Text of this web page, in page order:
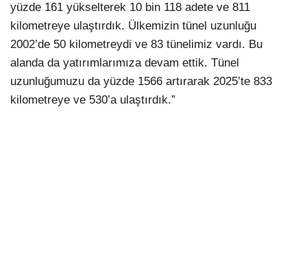
yüzde 161 yükselterek 10 bin 118 adete ve 811
kilometreye ulaştırdık. Ülkemizin tünel uzunluğu
2002’de 50 kilometreydi ve 83 tünelimiz vardı. Bu
alanda da yatırımlarımıza devam ettik. Tünel
uzunluğumuzu da yüzde 1566 artırarak 2025’te 833
kilometreye ve 530’a ulaştırdık.”